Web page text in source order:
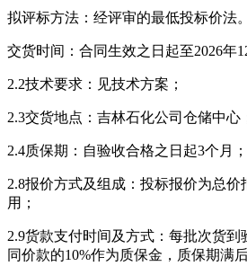
拟评标方法：经评审的最低投标价法。
交货时间：合同生效之日起至2026年
2.2技术要求：见技术方案；
2.3交货地点：吉林石化公司仓储中心
2.4质保期：自验收合格之日起3个月；
2.8报价方式及组成：投标报价为总
用；
2.9货款支付时间及方式：每批次货
同价款的10%作为质保金，质保期满